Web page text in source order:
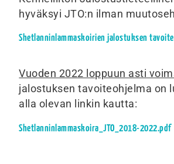
hyväksyi JTO:n ilman
Shetlanninlammaskoirien jalostuksen
Vuoden 2022 loppuun asti
jalostuksen tavoiteohjelma on
alla olevan linkin kautta:
Shetlanninlammaskoira_JTO_2018-2022.pdf